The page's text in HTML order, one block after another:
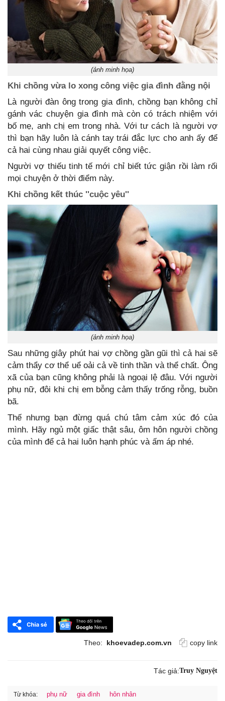
(ảnh minh họa)
Khi chồng vừa lo xong công việc gia đình đằng nội
Là người đàn ông trong gia đình, chồng bạn không chỉ
gánh vác chuyện gia đình mà còn có trách nhiệm với
bố mẹ, anh chị em trong nhà. Với tư cách là người vợ
thì bạn hãy luôn là cánh tay trái đắc lực cho anh ấy để
cả hai cùng nhau giải quyết công việc.
Người vợ thiếu tinh tế mới chỉ biết tức giận rồi làm rối
mọi chuyện ở thời điểm này.
Khi chồng kết thúc ''cuộc yêu''
(ảnh minh họa)
Sau những giây phút hai vợ chồng gần gũi thì cả hai sẽ
cảm thẩy cơ thể uể oải cả về tinh thần và thể chất. Ông
xã của bạn cũng không phải là ngoại lệ đâu. Với người
phụ nữ, đôi khi chị em bỗng cảm thấy trống rỗng, buồn
bã.
Thế nhưng bạn đừng quá chú tâm cảm xúc đó của
mình. Hãy ngủ một giấc thật sâu, ôm hôn người chồng
của mình để cả hai luôn hạnh phúc và ấm áp nhé.
Theo: khoevadep.com.vn copy link
Tác giả:Truy Nguyệt
Từ khóa: phụ nữ gia đình hôn nhân